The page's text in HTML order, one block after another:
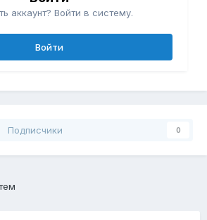
аккаунт? Войти в систему.
Войти
Подписчики 0